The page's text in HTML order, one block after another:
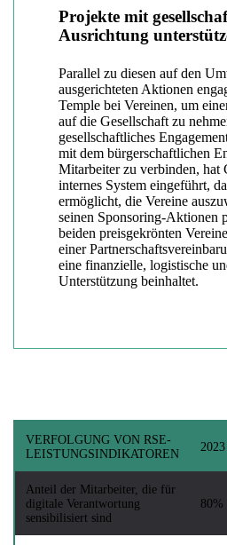
Projekte mit
Ausrichtung
Parallel zu diesen auf den
ausgerichteten Aktionen
Temple bei Vereinen, um
auf die Gesellschaft zu
gesellschaftliches
mit dem bürgerschaftlichen
Mitarbeiter zu verbinden, hat
internes System eingeführt,
ermöglicht, die Vereine
seinen Sponsoring-Aktionen
beiden preisgekrönten
einer
eine finanzielle, logistische
Unterstützung beinhaltet.
VERFOLGUNG VON RSE-
LEISTUNGSINDIKATOREN
2023
Anteil der Mitarbeiter, die für
digitale Verantwortung
sensibilisiert sind
80%